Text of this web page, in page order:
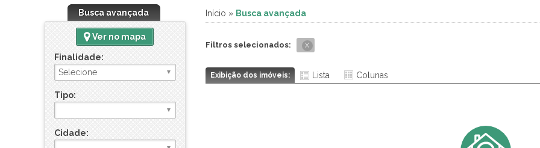
Luzes do Rio (2)
My Jacarepaguá Life (1)
My Jacarepaguá Style (1)
Início » Busca avançada
Filtros selecionados: X
Exibição dos imóveis: Lista Colunas
Busca avançada
Ver no mapa
Finalidade:
Tipo:
Cidade: